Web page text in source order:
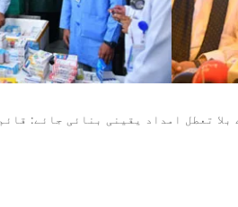
تعطل امداد یقینی بنائی جائے: